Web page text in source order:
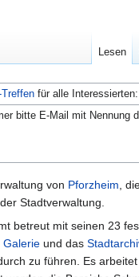
für alle
bitte E-Mail mit Nennung
von Pforzheim ,
der Stadtverwaltung.
betreut mit seinen 23
Galerie und das
zu führen. Es
Lesen